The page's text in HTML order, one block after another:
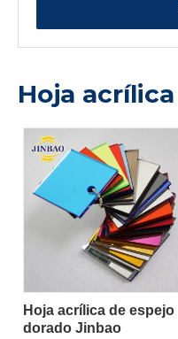
Hoja acrílica
Hoja acrílica de espejo
dorado Jinbao